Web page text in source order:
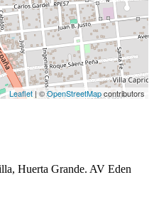
Leaflet | ©OpenStreetMapcontributors
Huerta Grande. AV Eden